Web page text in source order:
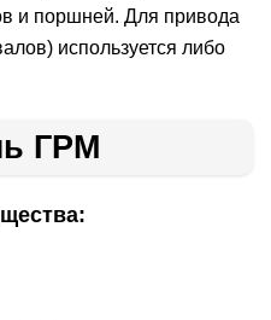
и поршней. Для привода
используется либо
ГРМ